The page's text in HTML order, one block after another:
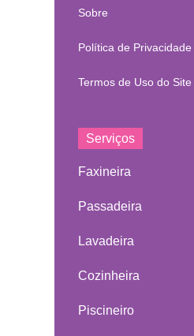
Sobre
Política de Privacidade
Termos de Uso do Site
Serviços
Faxineira
Passadeira
Lavadeira
Cozinheira
Piscineiro